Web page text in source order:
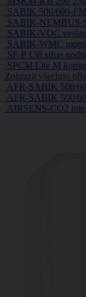
SABIK 500/600-FM
SABIK-NEMBUS-
SABIK-VOC
SABIK-WMC
SF-P 138 sifon
SPCM Lite M
Zobrazit všechno
AFR-SABIK 500/
AFR-SABIK 500/
AIRSENS-CO2